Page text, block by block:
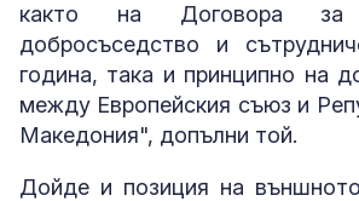
както на Договора за
добросъседство и
година, така и принципно на
между Европейския съюз и
Македония", допълни той.
Дойде и позиция на